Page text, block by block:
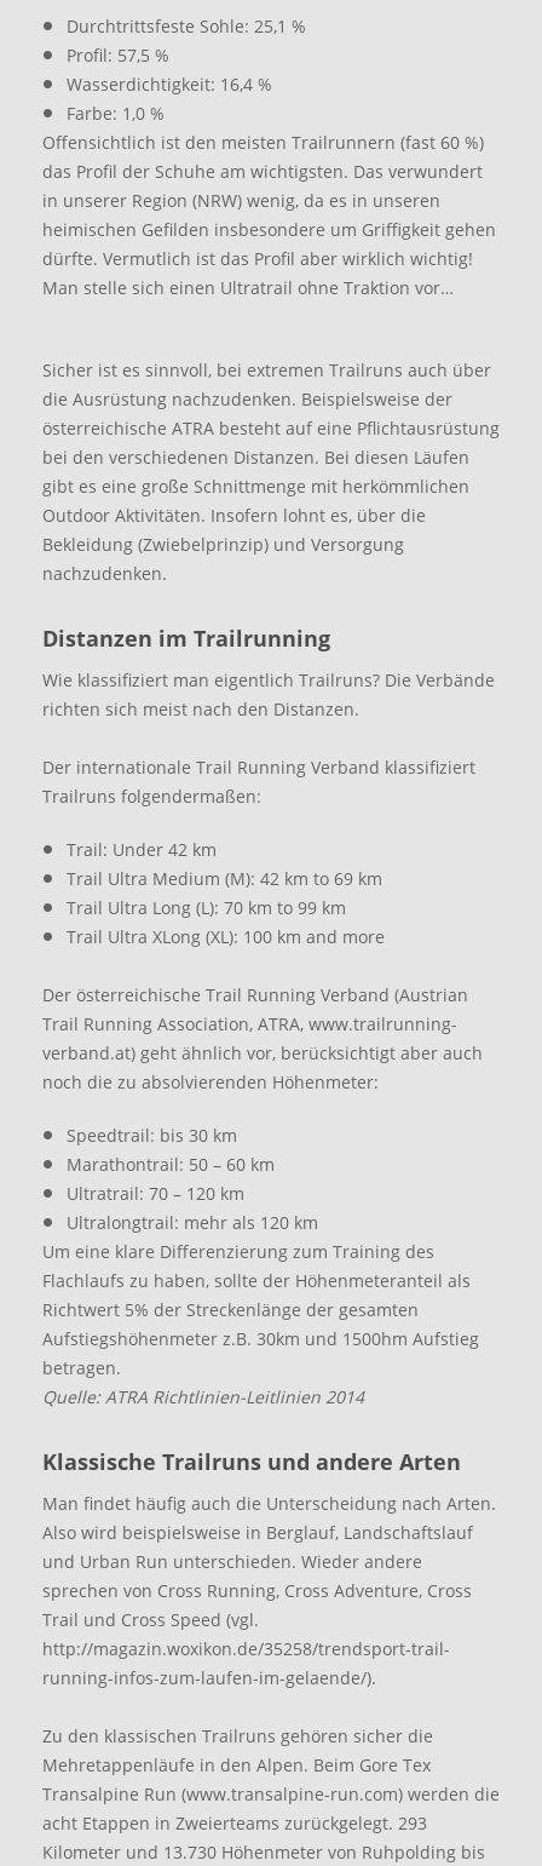
Durchtrittsfeste Sohle: 25,1 %
Profil: 57,5 %
Wasserdichtigkeit: 16,4 %
Farbe: 1,0 %
Offensichtlich ist den meisten Trailrunnern (fast 60 %)
das Profil der Schuhe am wichtigsten. Das verwundert
in unserer Region (NRW) wenig, da es in unseren
heimischen Gefilden insbesondere um Griffigkeit gehen
dürfte. Vermutlich ist das Profil aber wirklich wichtig!
Man stelle sich einen Ultratrail ohne Traktion vor…
Sicher ist es sinnvoll, bei extremen Trailruns auch über
die Ausrüstung nachzudenken. Beispielsweise der
österreichische ATRA besteht auf eine Pflichtausrüstung
bei den verschiedenen Distanzen. Bei diesen Läufen
gibt es eine große Schnittmenge mit herkömmlichen
Outdoor Aktivitäten. Insofern lohnt es, über die
Bekleidung (Zwiebelprinzip) und Versorgung
nachzudenken.
Distanzen im Trailrunning
Wie klassifiziert man eigentlich Trailruns? Die Verbände
richten sich meist nach den Distanzen.
Der internationale Trail Running Verband klassifiziert
Trailruns folgendermaßen:
Trail: Under 42 km
Trail Ultra Medium (M): 42 km to 69 km
Trail Ultra Long (L): 70 km to 99 km
Trail Ultra XLong (XL): 100 km and more
Der österreichische Trail Running Verband (Austrian
Trail Running Association, ATRA, www.trailrunning-
verband.at) geht ähnlich vor, berücksichtigt aber auch
noch die zu absolvierenden Höhenmeter:
Speedtrail: bis 30 km
Marathontrail: 50 – 60 km
Ultratrail: 70 – 120 km
Ultralongtrail: mehr als 120 km
Um eine klare Differenzierung zum Training des
Flachlaufs zu haben, sollte der Höhenmeteranteil als
Richtwert 5% der Streckenlänge der gesamten
Aufstiegshöhenmeter z.B. 30km und 1500hm Aufstieg
betragen.
Quelle: ATRA Richtlinien-Leitlinien 2014
Klassische Trailruns und andere Arten
Man findet häufig auch die Unterscheidung nach Arten.
Also wird beispielsweise in Berglauf, Landschaftslauf
und Urban Run unterschieden. Wieder andere
sprechen von Cross Running, Cross Adventure, Cross
Trail und Cross Speed (vgl.
http://magazin.woxikon.de/35258/trendsport-trail-
running-infos-zum-laufen-im-gelaende/).
Zu den klassischen Trailruns gehören sicher die
Mehretappenläufe in den Alpen. Beim Gore Tex
Transalpine Run (www.transalpine-run.com) werden die
acht Etappen in Zweierteams zurückgelegt. 293
Kilometer und 13.730 Höhenmeter von Ruhpolding bis